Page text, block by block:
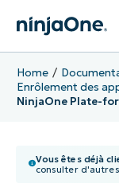
Home
Enrôlement des
NinjaOne Plate-
Vous êtes déjà
consulter